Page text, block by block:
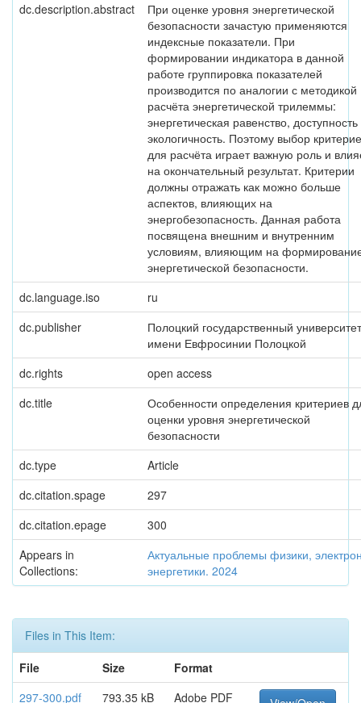
dc.description.abstract
При оценке уровня энергетической
безопасности зачастую применяются
индексные показатели. При
формировании индикатора в данной
работе группировка показателей
производится по аналогии с методикой
расчёта энергетической трилеммы:
энергетическая равенство,
экологичность. Поэтому выбор
для расчёта играет важную роль и
на окончательный результат. Критерии
должны отражать как можно больше
аспектов, влияющих на
энергобезопасность. Данная работа
посвящена внешним и внутренним
условиям, влияющим на
энергетической безопасности.
dc.language.iso
ru
dc.publisher
Полоцкий государственный университет
имени Евфросинии Полоцкой
dc.rights
open access
dc.title
Особенности определения критериев
оценки уровня энергетической
безопасности
dc.type
Article
dc.citation.spage
297
dc.citation.epage
300
Appears in
Collections:
Актуальные проблемы физики,
энергетики. 2024
Files in This Item:
File
Size
Format
297-300.pdf
793.35 kB Adobe PDF